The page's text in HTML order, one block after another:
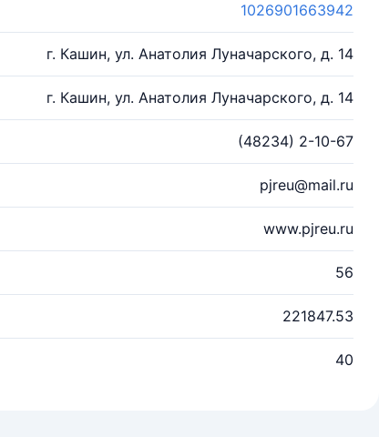
1026901663942
г. Кашин, ул. Анатолия Луначарского, д. 14
г. Кашин, ул. Анатолия Луначарского, д. 14
(48234) 2-10-67
pjreu@mail.ru
www.pjreu.ru
56
221847.53
40